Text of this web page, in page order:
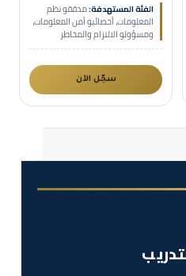
الفئة المستهدفة:مدققو نظم
المعلومات، أخصائيو أمن المعلومات،
ومسؤولو الالتزام والمخاطر
سجّل الآن